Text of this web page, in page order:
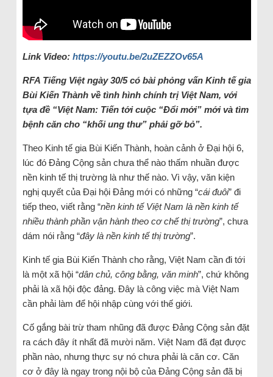
Link Video: https://youtu.be/2uZEZZOv65A
RFA Tiếng Việt ngày 30/5 có bài phỏng vấn Kinh tế gia
Bùi Kiến Thành về tình hình chính trị Việt Nam, với
tựa đề “Việt Nam: Tiến tới cuộc “Đổi mới” mới và tìm
bệnh căn cho “khối ung thư” phải gỡ bỏ”.
Theo Kinh tế gia Bùi Kiến Thành, hoàn cảnh ở Đại hội 6,
lúc đó Đảng Cộng sản chưa thể nào thấm nhuần được
nền kinh tế thị trường là như thế nào. Vì vậy, văn kiện
nghị quyết của Đại hội Đảng mới có những “cái đuôi” đi
tiếp theo, viết rằng “nền kinh tế Việt Nam là nền kinh tế
nhiều thành phần vận hành theo cơ chế thị trường”, chưa
dám nói rằng “đây là nền kinh tế thị trường”.
Kinh tế gia Bùi Kiến Thành cho rằng, Việt Nam cần đi tới
là một xã hội “dân chủ, công bằng, văn minh”, chứ không
phải là xã hội độc đảng. Đây là công việc mà Việt Nam
cần phải làm để hội nhập cùng với thế giới.
Cố gắng bài trừ tham nhũng đã được Đảng Cộng sản đặt
ra cách đây ít nhất đã mười năm. Việt Nam đã đạt được
phần nào, nhưng thực sự nó chưa phải là căn cơ. Căn
cơ ở đây là ngay trong nội bộ của Đảng Cộng sản đã bị